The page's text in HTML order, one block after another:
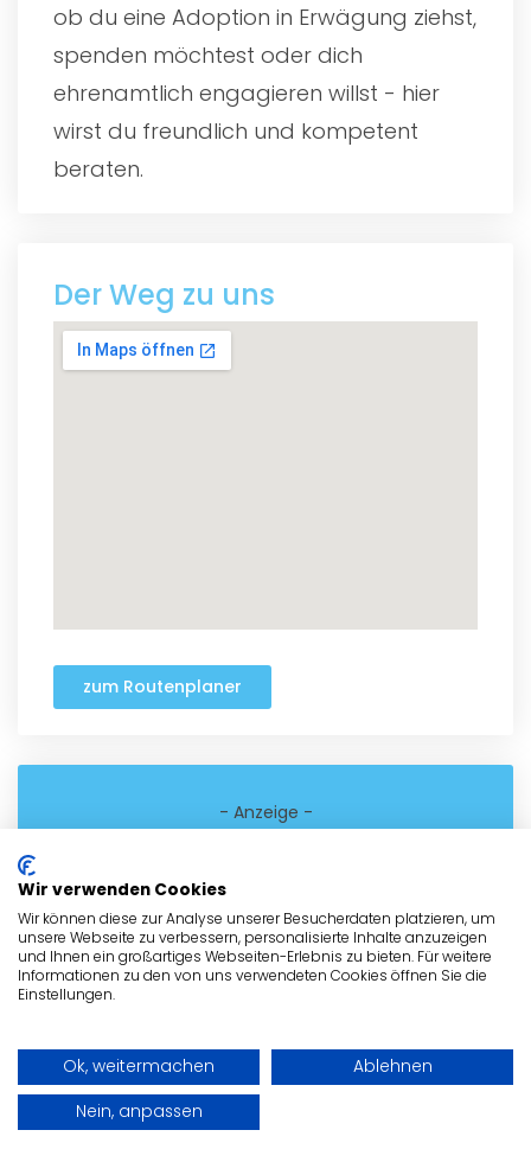
ob du eine Adoption in Erwägung ziehst,
spenden möchtest oder dich
ehrenamtlich engagieren willst - hier
wirst du freundlich und kompetent
beraten.
Der Weg zu uns
zum Routenplaner
- Anzeige -
Wir verwenden Cookies
Wir können diese zur Analyse unserer Besucherdaten platzieren, um
unsere Webseite zu verbessern, personalisierte Inhalte anzuzeigen
und Ihnen ein großartiges Webseiten-Erlebnis zu bieten. Für weitere
Informationen zu den von uns verwendeten Cookies öffnen Sie die
Einstellungen.
Ok, weitermachen
Ablehnen
Nein, anpassen